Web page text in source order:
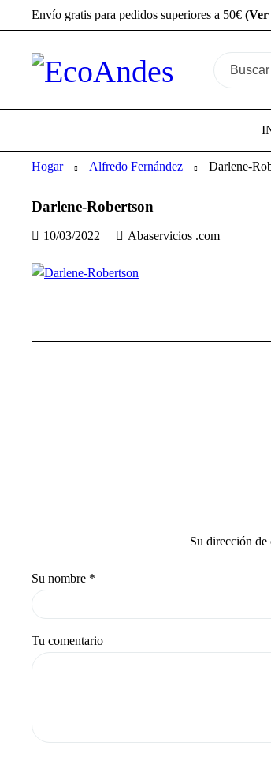
Envío gratis para pedidos superiores a 50€ (Ver
Hogar Alfredo Fernández Darlene-
Darlene-Robertson
10/03/2022 Abaservicios .com
Su dirección de
Su nombre *
Tu comentario